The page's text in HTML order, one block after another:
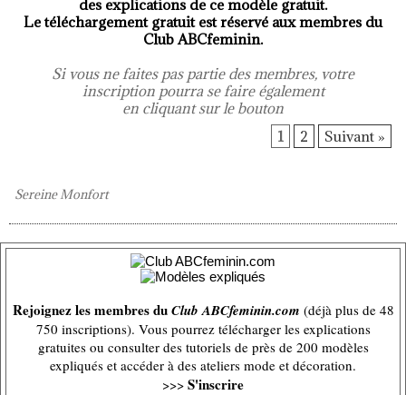
des explications de ce modèle gratuit.
Le téléchargement gratuit est réservé aux membres du
Club ABCfeminin.
Si vous ne faites pas partie des membres, votre
inscription pourra se faire également
en cliquant sur le bouton
1
2 Suivant »
Sereine Monfort
Rejoignez les membres duClub ABCfeminin.com (déjà plus de 48
750 inscriptions). Vous pourrez télécharger les explications
gratuites ou consulter des tutoriels de près de 200 modèles
expliqués et accéder à des ateliers mode et décoration.
>>> S'inscrire